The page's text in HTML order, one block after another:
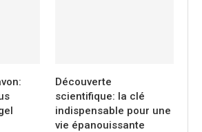
Découverte
scientifique: la clé
indispensable pour une
vie épanouissante